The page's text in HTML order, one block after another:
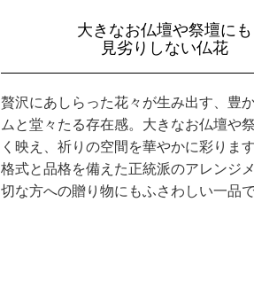
大きなお仏壇や祭壇にも
見劣りしない仏花
贅沢にあしらった花々が生み出す、豊
ムと堂々たる存在感。大きなお仏壇や
く映え、祈りの空間を華やかに彩ります
格式と品格を備えた正統派のアレンジ
切な方への贈り物にもふさわしい一品で